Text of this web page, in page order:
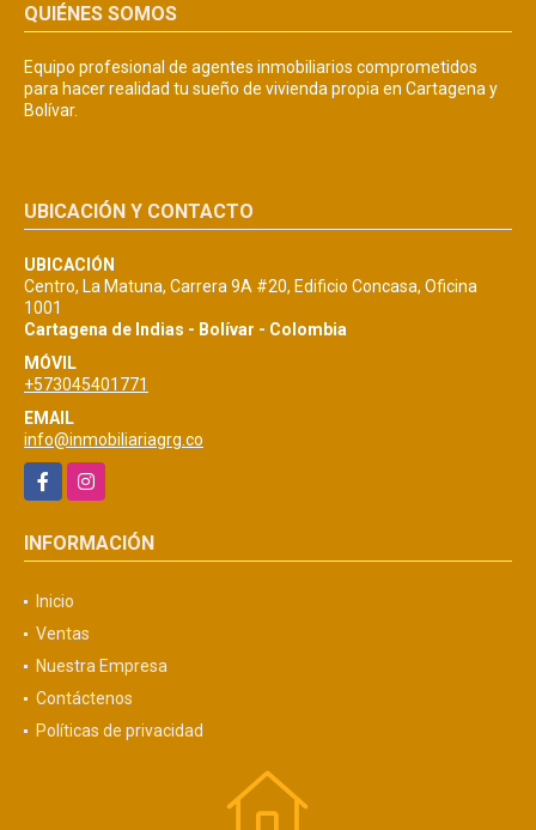
QUIÉNES SOMOS
Equipo profesional de agentes inmobiliarios comprometidos
para hacer realidad tu sueño de vivienda propia en Cartagena y
Bolívar.
UBICACIÓN Y CONTACTO
UBICACIÓN
Centro, La Matuna, Carrera 9A #20, Edificio Concasa, Oficina
1001
Cartagena de Indias - Bolívar - Colombia
MÓVIL
+573045401771
EMAIL
info@inmobiliariagrg.co
FacebookInstagram
INFORMACIÓN
Inicio
Ventas
Nuestra Empresa
Contáctenos
Políticas de privacidad